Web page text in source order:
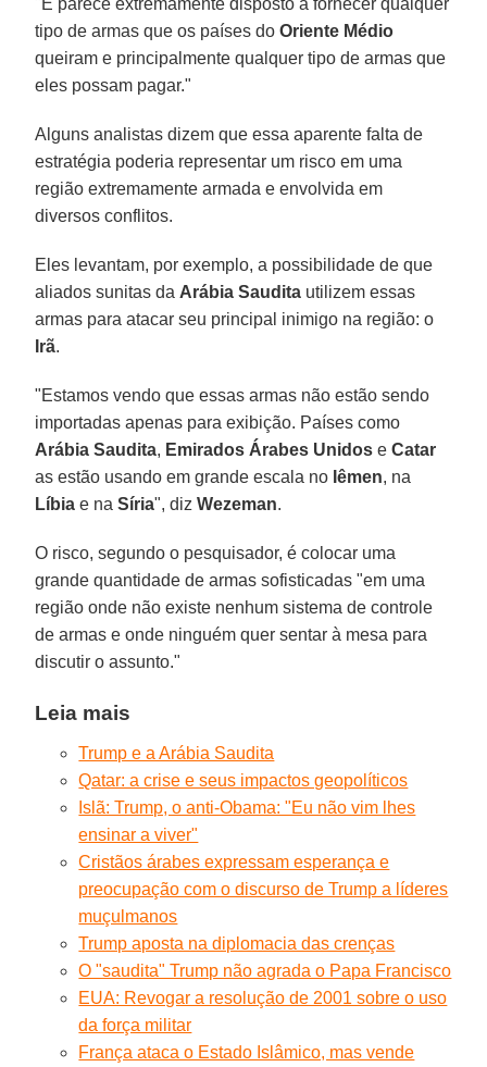
tipo de armas que os países doOriente Médio
queiram e principalmente qualquer tipo de armas que
eles possam pagar."
Alguns analistas dizem que essa aparente falta de
estratégia poderia representar um risco em uma
região extremamente armada e envolvida em
diversos conflitos.
Eles levantam, por exemplo, a possibilidade de que
aliados sunitas da Arábia Saudita utilizem essas
armas para atacar seu principal inimigo na região: o
Irã.
"Estamos vendo que essas armas não estão sendo
importadas apenas para exibição. Países como
Arábia Saudita, Emirados Árabes Unidos eCatar
as estão usando em grande escala no Iêmen, na
Líbia e naSíria", dizWezeman.
O risco, segundo o pesquisador, é colocar uma
grande quantidade de armas sofisticadas "em uma
região onde não existe nenhum sistema de controle
de armas e onde ninguém quer sentar à mesa para
discutir o assunto."
Leia mais
Trump e a Arábia Saudita
Qatar: a crise e seus impactos geopolíticos
Islã: Trump, o anti-Obama: "Eu não vim lhes
ensinar a viver"
Cristãos árabes expressam esperança e
preocupação com o discurso de Trump a líderes
muçulmanos
Trump aposta na diplomacia das crenças
O "saudita" Trump não agrada o Papa Francisco
EUA: Revogar a resolução de 2001 sobre o uso
da força militar
França ataca o Estado Islâmico, mas vende